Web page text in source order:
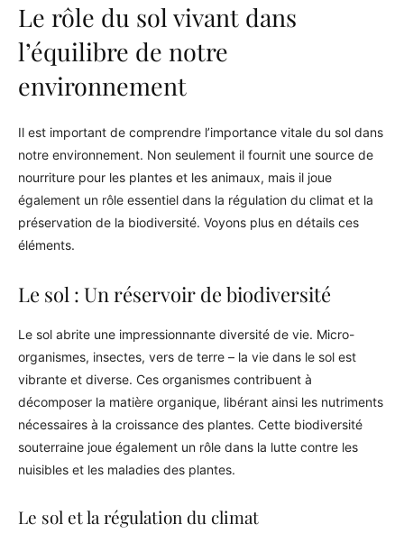
Le rôle du sol vivant dans
l’équilibre de notre
environnement
Il est important de comprendre l’importance vitale du sol dans
notre environnement. Non seulement il fournit une source de
nourriture pour les plantes et les animaux, mais il joue
également un rôle essentiel dans la régulation du climat et la
préservation de la biodiversité. Voyons plus en détails ces
éléments.
Le sol : Un réservoir de biodiversité
Le sol abrite une impressionnante diversité de vie. Micro-
organismes, insectes, vers de terre – la vie dans le sol est
vibrante et diverse. Ces organismes contribuent à
décomposer la matière organique, libérant ainsi les nutriments
nécessaires à la croissance des plantes. Cette biodiversité
souterraine joue également un rôle dans la lutte contre les
nuisibles et les maladies des plantes.
Le sol et la régulation du climat